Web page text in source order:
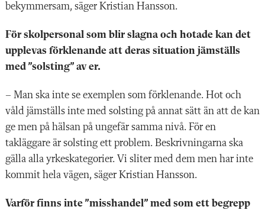
bekymmersam, säger Kristian Hansson.
För skolpersonal som blir slagna och hotade kan det
upplevas förklenande att deras situation jämställs
med ”solsting” av er.
– Man ska inte se exemplen som förklenande. Hot och
våld jämställs inte med solsting på annat sätt än att de kan
ge men på hälsan på ungefär samma nivå. För en
takläggare är solsting ett problem. Beskrivningarna ska
gälla alla yrkeskategorier. Vi sliter med dem men har inte
kommit hela vägen, säger Kristian Hansson.
Varför finns inte ”misshandel” med som ett begrepp